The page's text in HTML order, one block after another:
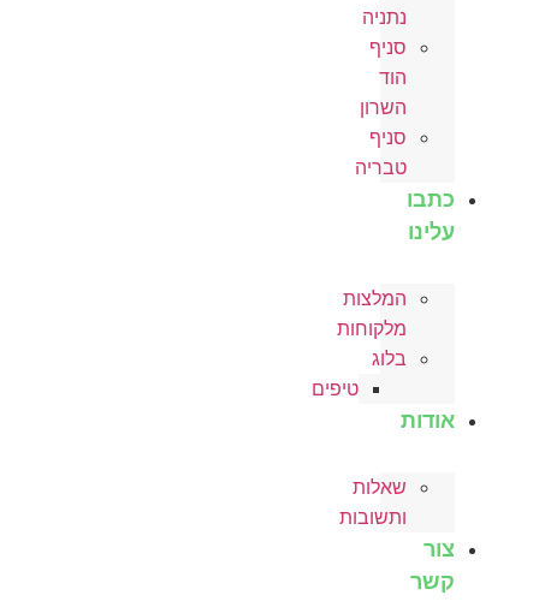
נתניה
סניף
הוד
השרון
סניף
טבריה
כתבו
עלינו
המלצות
מלקוחות
בלוג
טיפים
אודות
שאלות
ותשובות
צור
קשר